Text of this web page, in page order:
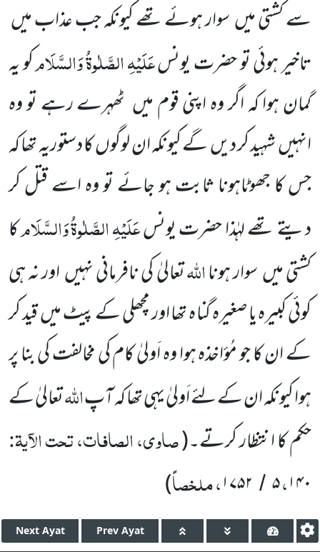
سے کشتیمیںسوار ہوئے تھے کیونکہ جب عذاب میں
تاخیر ہوئی تو حضرت یونسعَلَیْہِالصَّلٰوۃُوَالسَّلَامکو یہ
گمان ہوا کہ اگر وہ اپنی قوم میں ٹھہرے رہے تو وہ
انہیںشہید کر دیںگے کیونکہ ان لوگوںکا دستوریہ تھا کہ
جس کا جھوٹاہونا ثابت ہو جائے تو وہ اسے قتل کر
دیتے تھے لہٰذا حضرت یونسعَلَیْہِالصَّلٰوۃُوَالسَّلَامکا
کشتی میںسوار ہونااللہتعالیٰ کی نافرمانی نہیںاور نہ ہی
کوئی کبیرہ یا صغیرہ گنا ہ تھا اور مچھلی کے پیٹ میںقید کر
کے ان کا جو مُؤاخذہ ہوا وہ اَولیٰ کام کی مخالفت کی بنا پر
ہوا کیونکہ ان کے لئے اَولیٰ یہی تھا کہ آپاللہتعالیٰ کے
حکم کا انتظار کرتے۔(صاوی، الصافات، تحت الآیۃ:
۱۴۰،۵ / ۱۷۵۲، ملخصاً)
Next Ayat Prev Ayat